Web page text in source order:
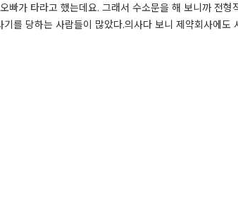
빠가 타라고 했는데요. 그래서 수소문을 해 보니까 전
기를 당하는 사람들이 많았다.의사다 보니 제약회사에